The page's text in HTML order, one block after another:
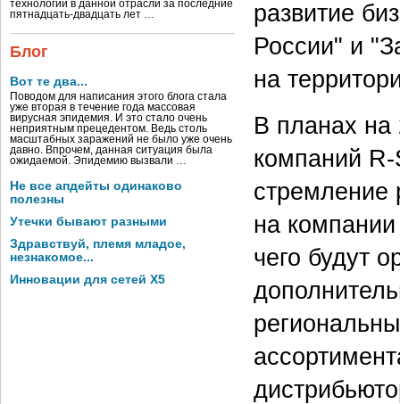
технологий в данной отрасли за последние
пятнадцать-двадцать лет …
Блог
Вот те два...
Поводом для написания этого блога стала
уже вторая в течение года массовая
вирусная эпидемия. И это стало очень
неприятным прецедентом. Ведь столь
масштабных заражений не было уже очень
давно. Впрочем, данная ситуация была
ожидаемой. Эпидемию вызвали …
Не все апдейты одинаково
полезны
Утечки бывают разными
Здравствуй, племя младое,
незнакомое...
Инновации для сетей X5
развитие
России" и
на
В планах на
компаний
стремление
на
чего будут